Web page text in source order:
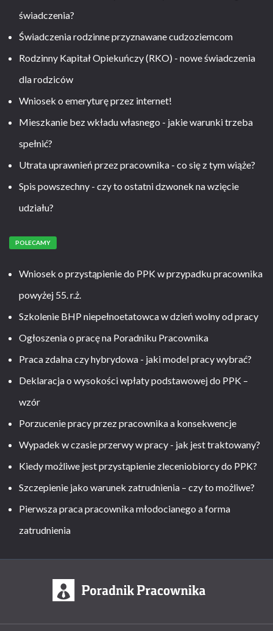
świadczenia?
Świadczenia rodzinne przyznawane cudzoziemcom
Rodzinny Kapitał Opiekuńczy (RKO) - nowe świadczenia
dla rodziców
Wniosek o emeryturę przez internet!
Mieszkanie bez wkładu własnego - jakie warunki trzeba
spełnić?
Utrata uprawnień przez pracownika - co się z tym wiąże?
Spis powszechny - czy to ostatni dzwonek na wzięcie
udziału?
POLECAMY
Wniosek o przystąpienie do PPK w przypadku pracownika
powyżej 55. r.ż.
Szkolenie BHP niepełnoetatowca w dzień wolny od pracy
Ogłoszenia o pracę na Poradniku Pracownika
Praca zdalna czy hybrydowa - jaki model pracy wybrać?
Deklaracja o wysokości wpłaty podstawowej do PPK –
wzór
Porzucenie pracy przez pracownika a konsekwencje
Wypadek w czasie przerwy w pracy - jak jest traktowany?
Kiedy możliwe jest przystąpienie zleceniobiorcy do PPK?
Szczepienie jako warunek zatrudnienia – czy to możliwe?
Pierwsza praca pracownika młodocianego a forma
zatrudnienia